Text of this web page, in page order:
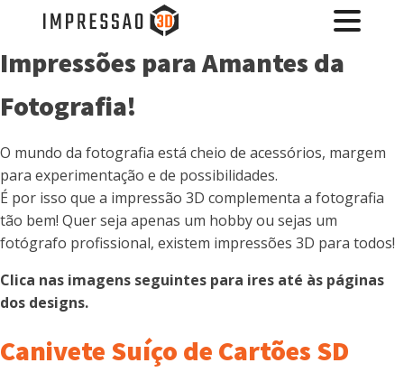
Impressões para Amantes da
Fotografia!
O mundo da fotografia está cheio de acessórios, margem
para experimentação e de possibilidades.
É por isso que a impressão 3D complementa a fotografia
tão bem! Quer seja apenas um hobby ou sejas um
fotógrafo profissional, existem impressões 3D para todos!
Clica nas imagens seguintes para ires até às páginas
dos designs.
Canivete Suíço de Cartões SD